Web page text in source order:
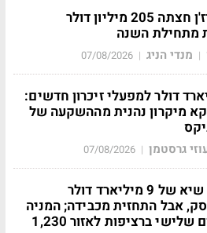
נקסט ויז'ן חצתה 205 מיליון דולר
מתחילת השנה
| מנדי הניג |
07/08/2026
דולר למפעלי זיכרון חדשים:
מיקרון נהנית מההשקעה של
גרסטמן |
07/08/2026
הכנסות שיא של 9 מיליארד דולר
אבל התחזית מכבידה; המניה
שלישי ברציפות לאזור 1,230